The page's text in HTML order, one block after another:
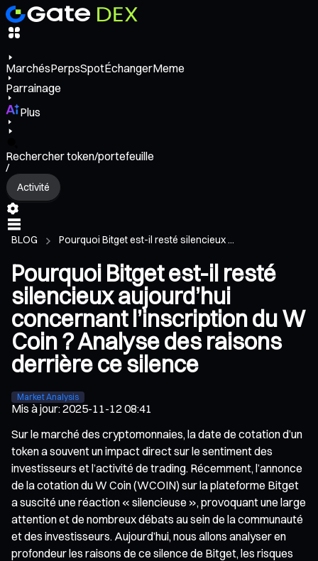
MarchésPerpsSpotÉchangerMeme
Parrainage
Plus
Rechercher token/portefeuille
/
Activité
BLOG Pourquoi Bitget est-il resté silencieux ...
Pourquoi Bitget est-il resté
silencieux aujourd’hui
concernant l’inscription du W
Coin ? Analyse des raisons
derrière ce silence
Market Analysis
Mis à jour:2025-11-12 08:41
Sur le marché des cryptomonnaies, la date de cotation d’un
token a souvent un impact direct sur le sentiment des
investisseurs et l’activité de trading. Récemment, l’annonce
de la cotation du W Coin (WCOIN) sur la plateforme Bitget
a suscité une réaction « silencieuse », provoquant une large
attention et de nombreux débats au sein de la communauté
et des investisseurs. Aujourd’hui, nous allons analyser en
profondeur les raisons de ce silence de Bitget, les risques